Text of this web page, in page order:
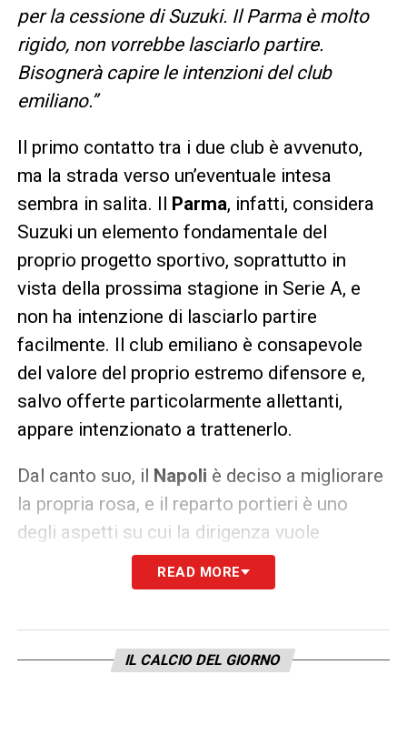
per la cessione di Suzuki. Il Parma è molto
rigido, non vorrebbe lasciarlo partire.
Bisognerà capire le intenzioni del club
emiliano.”
Il primo contatto tra i due club è avvenuto,
ma la strada verso un’eventuale intesa
sembra in salita. Il Parma, infatti, considera
Suzuki un elemento fondamentale del
proprio progetto sportivo, soprattutto in
vista della prossima stagione in Serie A, e
non ha intenzione di lasciarlo partire
facilmente. Il club emiliano è consapevole
del valore del proprio estremo difensore e,
salvo offerte particolarmente allettanti,
appare intenzionato a trattenerlo.
Dal canto suo, il Napoli è deciso a migliorare
la propria rosa, e il reparto portieri è uno
degli aspetti su cui la dirigenza vuole
intervenire. L’arrivo di un profilo giovane ma
già esperto come Suzuki sarebbe in linea
una squadra competitiva e duratura nel
READ MORE
IL CALCIO DEL GIORNO